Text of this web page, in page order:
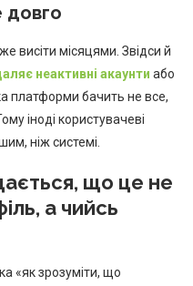
довго
висіти місяцями. Звідси й
неактивні акаунти або
платформи бачить не все,
іноді користувачеві
ніж системі.
що це не
а чийсь
«як зрозуміти, що